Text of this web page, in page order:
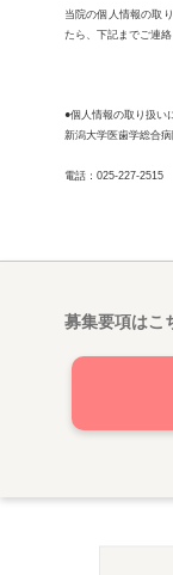
当院の個人情報の取
たら、下記までご連
●個人情報の取り扱い
新潟大学医歯学総合
電話：025-227-2515
募集要項はこ